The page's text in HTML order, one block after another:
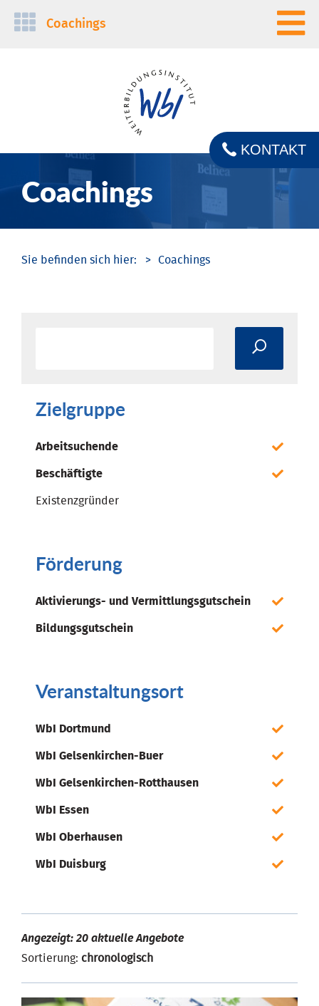
Navigation
Coachings
Coachings
KONTAKT
Coachings
Zielgruppe
Arbeitsuchende
Beschäftigte
Existenzgründer
Förderung
Aktivierungs- und Vermittlungsgutschein
Bildungsgutschein
Veranstaltungsort
WbI Dortmund
WbI Gelsenkirchen-Buer
WbI Gelsenkirchen-Rotthausen
WbI Essen
WbI Oberhausen
WbI Duisburg
Angezeigt: 20 aktuelle Angebote
Sortierung: chronologisch